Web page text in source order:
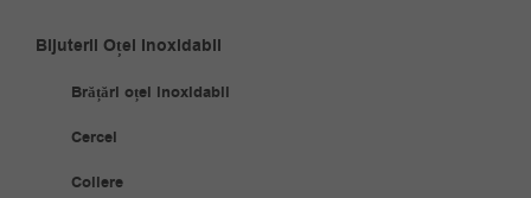
Bijuterii Oțel Inoxidabil
Brățări oțel inoxidabil
Cercei
Coliere